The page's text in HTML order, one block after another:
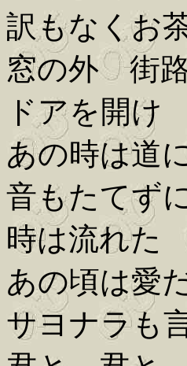
訳もなくお
窓の外 街
ドアを開
あの時は道
音もたてず
時は流れた
あの頃は愛
サヨナラも